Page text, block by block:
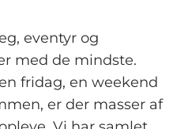
eventyr og
med de mindste.
fridag, en weekend
er der masser af